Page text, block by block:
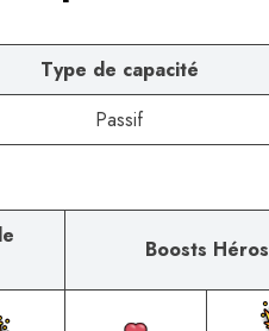
Type de capacité
Passif
Boosts Héros